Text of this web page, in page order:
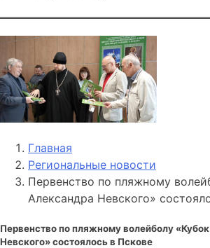
Главная
Региональные новости
Первенство по пляжному
Александра Невского»
Первенство по пляжному волейболу
Невского» состоялось в Пскове